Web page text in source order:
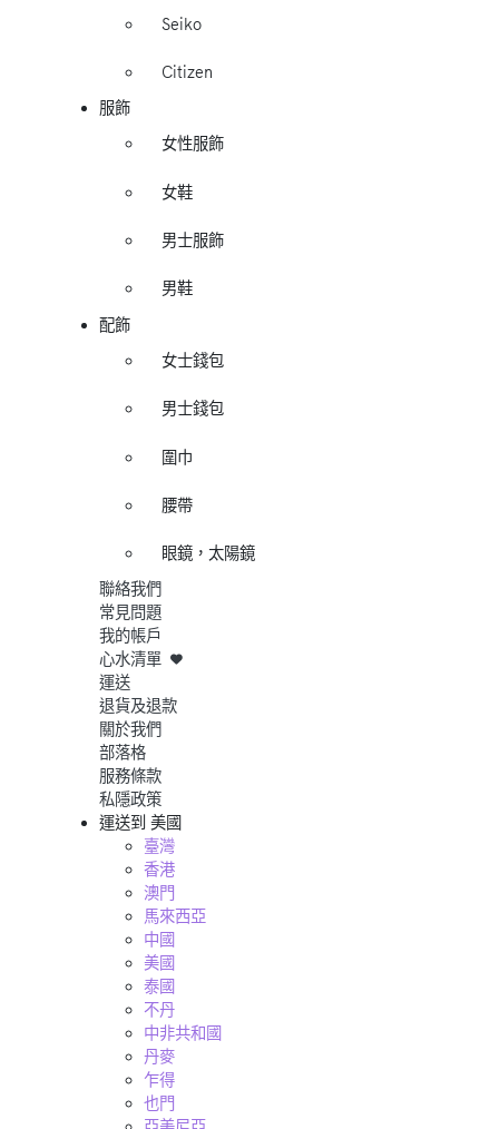
Seiko
Citizen
服飾
女性服飾
女鞋
男士服飾
男鞋
配飾
女士錢包
男士錢包
圍巾
腰帶
眼鏡，太陽鏡
聯絡我們
常見問題
我的帳戶
心水清單
運送
退貨及退款
關於我們
部落格
服務條款
私隱政策
運送到 美國
臺灣
香港
澳門
馬來西亞
中國
美國
泰國
不丹
中非共和國
丹麥
乍得
也門